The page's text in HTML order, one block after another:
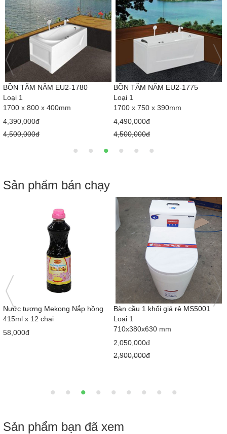
BỒN TẮM NẰM EU2-1780
Loại 1
1700 x 800 x 400mm
4,390,000đ
4,500,000đ
BỒN TẮM NẰM EU2-1775
Loại 1
1700 x 750 x 390mm
4,490,000đ
4,500,000đ
Sản phẩm bán chạy
Nước tương Mekong Nắp hồng
415ml x 12 chai
58,000đ
Bàn cầu 1 khối giá rẻ MS5001
Loại 1
710x380x630 mm
2,050,000đ
2,900,000đ
Sản phẩm bạn đã xem